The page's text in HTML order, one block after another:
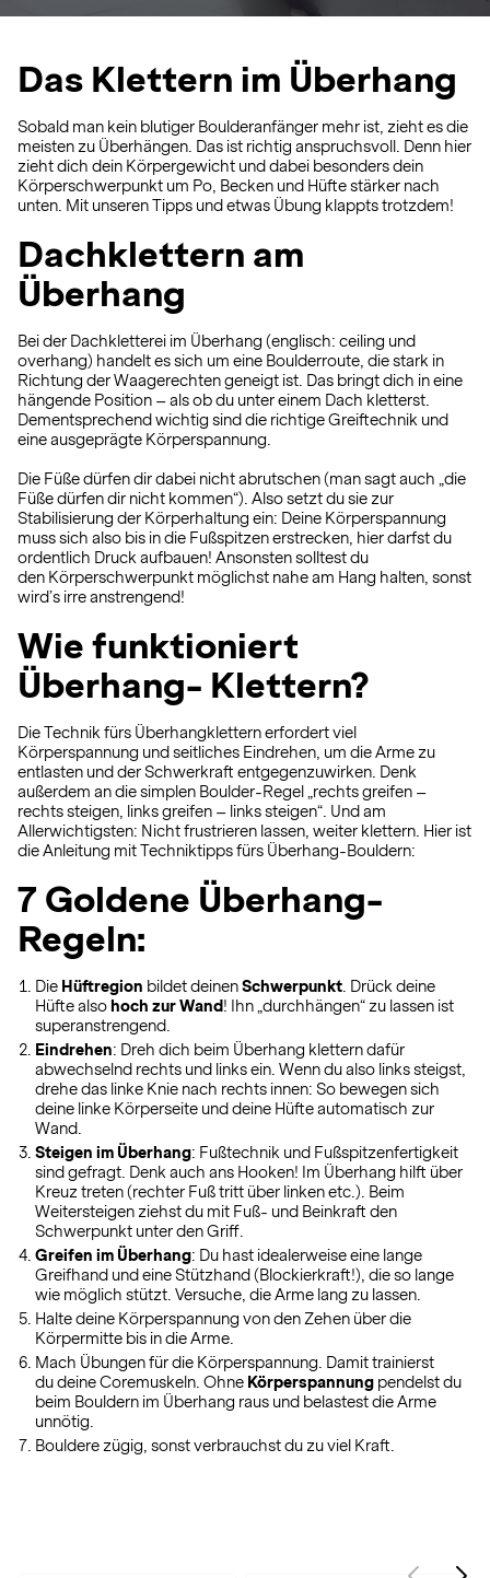
Das Klettern im Überhang
Sobald man kein blutiger Boulderanfänger mehr ist, zieht es die
meisten zu Überhängen. Das ist richtig anspruchsvoll. Denn hier
zieht dich dein Körpergewicht und dabei besonders dein
Körperschwerpunkt um Po, Becken und Hüfte stärker nach
unten. Mit unseren Tipps und etwas Übung klappts trotzdem!
Dachklettern am
Überhang
Bei der Dachkletterei im Überhang (englisch: ceiling und
overhang) handelt es sich um eine Boulderroute, die stark in
Richtung der Waagerechten geneigt ist. Das bringt dich in eine
hängende Position – als ob du unter einem Dach kletterst.
Dementsprechend wichtig sind die richtige Greiftechnik und
eine ausgeprägte Körperspannung.
Die Füße dürfen dir dabei nicht abrutschen (man sagt auch „die
Füße dürfen dir nicht kommen“). Also setzt du sie zur
Stabilisierung der Körperhaltung ein: Deine Körperspannung
muss sich also bis in die Fußspitzen erstrecken, hier darfst du
ordentlich Druck aufbauen! Ansonsten solltest du
den Körperschwerpunkt möglichst nahe am Hang halten, sonst
wird’s irre anstrengend!
Wie funktioniert
Überhang- Klettern?
Die Technik fürs Überhangklettern erfordert viel
Körperspannung und seitliches Eindrehen, um die Arme zu
entlasten und der Schwerkraft entgegenzuwirken. Denk
außerdem an die simplen Boulder-Regel „rechts greifen –
rechts steigen, links greifen – links steigen“. Und am
Allerwichtigsten: Nicht frustrieren lassen, weiter klettern. Hier ist
die Anleitung mit Techniktipps fürs Überhang-Bouldern:
7 Goldene Überhang-
Regeln:
Die Hüftregion bildet deinenSchwerpunkt . Drück deine
Hüfte also hoch zur Wand! Ihn „durchhängen“ zu lassen ist
superanstrengend.
Eindrehen: Dreh dich beim Überhang klettern dafür
abwechselnd rechts und links ein. Wenn du also links steigst,
drehe das linke Knie nach rechts innen: So bewegen sich
deine linke Körperseite und deine Hüfte automatisch zur
Wand.
Steigen im Überhang: Fußtechnik und Fußspitzenfertigkeit
sind gefragt. Denk auch ans Hooken! Im Überhang hilft über
Kreuz treten (rechter Fuß tritt über linken etc.). Beim
Weitersteigen ziehst du mit Fuß- und Beinkraft den
Schwerpunkt unter den Griff.
Greifen im Überhang: Du hast idealerweise eine lange
Greifhand und eine Stützhand (Blockierkraft!), die so lange
wie möglich stützt. Versuche, die Arme lang zu lassen.
Halte deine Körperspannung von den Zehen über die
Körpermitte bis in die Arme.
Mach Übungen für die Körperspannung. Damit trainierst
du deine Coremuskeln. Ohne Körperspannung pendelst du
beim Bouldern im Überhang raus und belastest die Arme
unnötig.
Bouldere zügig, sonst verbrauchst du zu viel Kraft.